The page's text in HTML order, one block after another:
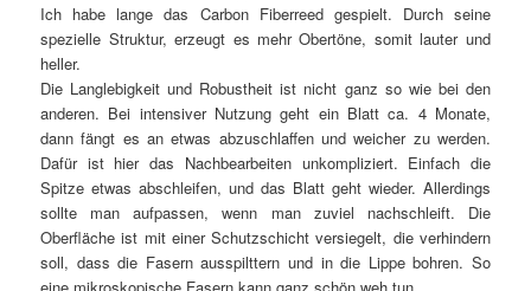
Ich habe lange das Carbon Fiberreed gespielt. Durch seine
spezielle Struktur, erzeugt es mehr Obertöne, somit lauter und
heller.
Die Langlebigkeit und Robustheit ist nicht ganz so wie bei den
anderen. Bei intensiver Nutzung geht ein Blatt ca. 4 Monate,
dann fängt es an etwas abzuschlaffen und weicher zu werden.
Dafür ist hier das Nachbearbeiten unkompliziert. Einfach die
Spitze etwas abschleifen, und das Blatt geht wieder. Allerdings
sollte man aufpassen, wenn man zuviel nachschleift. Die
Oberfläche ist mit einer Schutzschicht versiegelt, die verhindern
soll, dass die Fasern ausspilttern und in die Lippe bohren. So